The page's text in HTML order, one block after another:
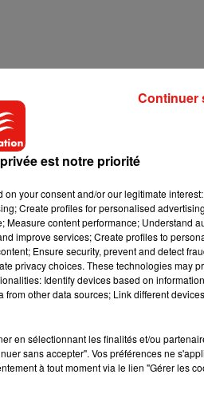
avec Vibration.
Le Mans Fashion Show aura
un dîner de gala et des
Si vous souhaitez l'afficher,
est notre priorité
your consent and/or our legitimate
Create profiles for personalised
content performance; Understand
improve services; Create profiles to
Ensure security, prevent and detect
privacy choices. These technologies may
Identify devices based on
other data sources; Link different
en sélectionnant les finalités et/ou
sans accepter". Vos préférences ne
à tout moment via le lien "Gérer les
Continuer